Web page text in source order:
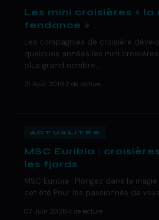
Les mini croisières « la
tendance »
Les compagnies de croisière
quelques années les mini
plus grand nombre…
21 Août 2019 2 de lecture
ACTUALITÉS
MSC Euribia :
les fjords
MSC Euribia : Plongez dans la
cet été Pour les passionnés de
07 Juin 2026 4 de lecture